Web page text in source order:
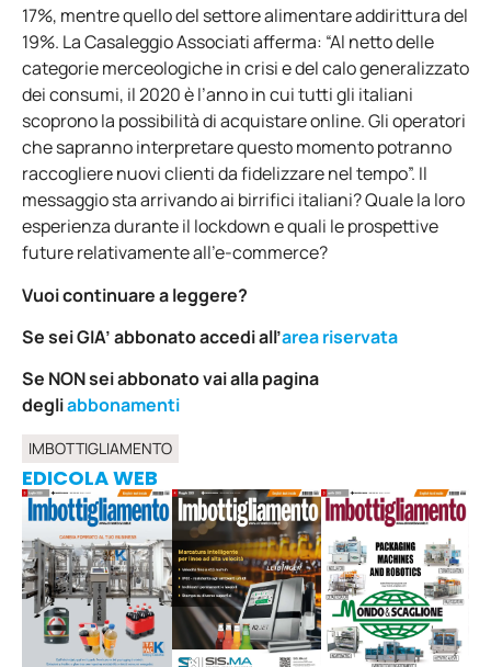
17%, mentre quello del settore alimentare addirittura del
19%. La Casaleggio Associati afferma: “Al netto delle
categorie merceologiche in crisi e del calo generalizzato
dei consumi, il 2020 è l’anno in cui tutti gli italiani
scoprono la possibilità di acquistare online. Gli operatori
che sapranno interpretare questo momento potranno
raccogliere nuovi clienti da fidelizzare nel tempo”. Il
messaggio sta arrivando ai birrifici italiani? Quale la loro
esperienza durante il lockdown e quali le prospettive
future relativamente all’e-commerce?
Vuoi continuare a leggere?
Se sei GIA’ abbonato accedi all’area riservata
Se NON sei abbonato vai alla pagina
degliabbonamenti
IMBOTTIGLIAMENTO
EDICOLA WEB